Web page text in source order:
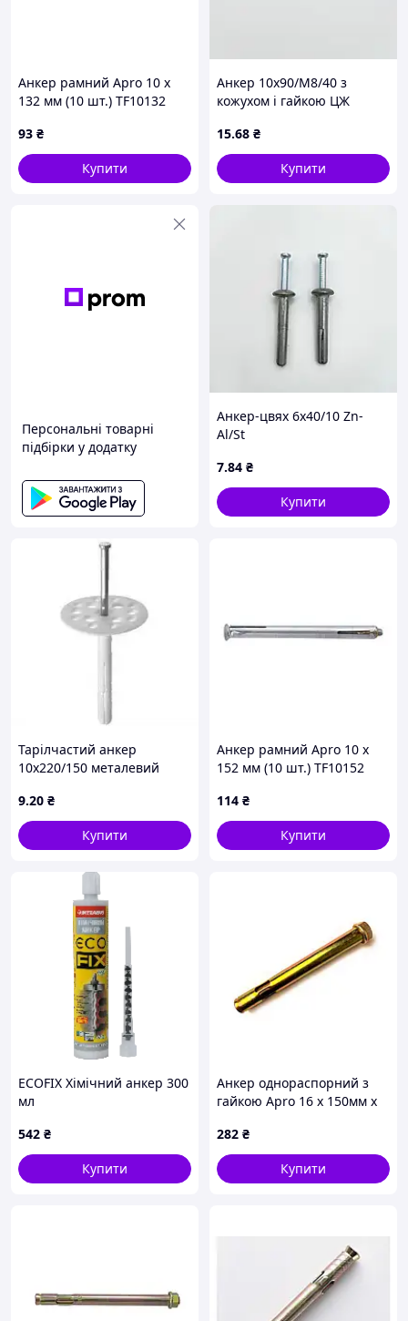
Анкер рамний Apro 10 x
132 мм (10 шт.) TF10132
93 ₴
Купити
Анкер 10х90/М8/40 з
кожухом і гайкою ЦЖ
15.68 ₴
Купити
Персональні товарні
підбірки у додатку
Анкер-цвях 6х40/10 Zn-
Al/St
7.84 ₴
Купити
Тарілчастий анкер
10х220/150 металевий
9.20 ₴
Купити
Анкер рамний Apro 10 x
152 мм (10 шт.) TF10152
114 ₴
Купити
ECOFIX Хімічний анкер 300
мл
542 ₴
Купити
Анкер однораспорний з
гайкою Apro 16 х 150мм x
282 ₴
Купити